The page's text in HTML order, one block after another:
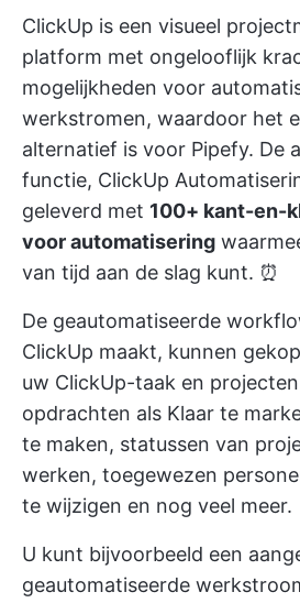
ClickUp is een visueel
platform met ongelooflijk
mogelijkheden voor
werkstromen, waardoor het
alternatief is voor Pipefy. De
functie, ClickUp
geleverd met 100+ kant-en-
voor automatisering
van tijd aan de slag kunt. ⏰
De geautomatiseerde
ClickUp maakt, kunnen
uw ClickUp-taak en
opdrachten als Klaar te
te maken, statussen van
werken, toegewezen
te wijzigen en nog veel meer.
U kunt bijvoorbeeld een
geautomatiseerde